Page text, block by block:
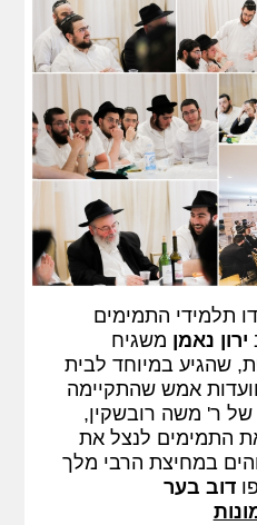
תלמידי התמימים
ירון נאמן משגיח
שהגיע במיוחד לבית
ההתוועדות אמש שהתקיימה
ר' משה רובשקין,
התמימים לנצל את
במחיצת הרבי מלך
דוב בער